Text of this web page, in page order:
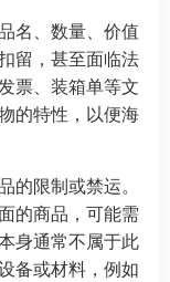
名、数量、价值
留，甚至面临法
票、装箱单等文
的特性，以便海
限制或禁运。
的商品，可能需
身通常不属于此
备或材料，例如